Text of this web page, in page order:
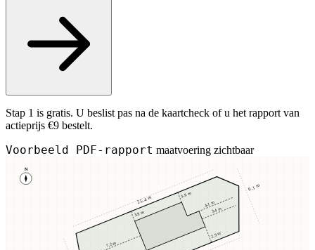
Stap 1 is gratis. U beslist pas na de kaartcheck of u het rapport van
actieprijs €9 bestelt.
Voorbeeld PDF-rapport maatvoering zichtbaar
N
3,8 m
3,8 m
2,9 m
7,2 m
3,4 m
4,1 m
25,4 m
9,1 m